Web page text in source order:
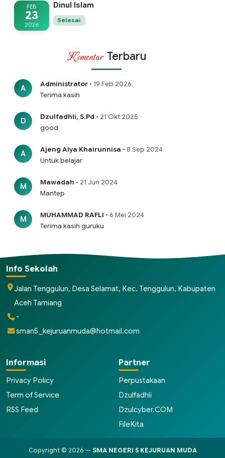
FEB
23
2026
Dinul Islam
Selesai
Komentar Terbaru
A Administrator • 19 Feb 2026
Terima kasih
D Dzulfadhli, S.Pd • 21 Okt 2025
good
A Ajeng Alya Khairunnisa • 8 Sep 2024
Untuk belajar
M Mawadah • 21 Jun 2024
Mantep
M MUHAMMAD RAFLI • 6 Mei 2024
Terima kasih guruku
Info Sekolah
Jalan Tenggulun, Desa Selamat, Kec. Tenggulun, Kabupaten
Aceh Tamiang
-
sman5_kejuruanmuda@hotmail.com
Informasi
Privacy Policy
Term of Service
RSS Feed
Partner
Perpustakaan
Dzulfadhli
Dzulcyber.COM
FileKita
Copyright © 2026 — SMA NEGERI 5 KEJURUAN MUDA